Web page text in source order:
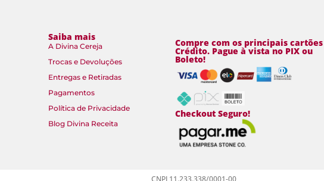
Saiba mais
A Divina Cereja
Trocas e Devoluções
Entregas e Retiradas
Pagamentos
Política de Privacidade
Blog Divina Receita
Compre com os principais cartões
Crédito. Pague à vista no PIX ou
Boleto!
Checkout Seguro!
CNPJ 11.233.338/0001-00